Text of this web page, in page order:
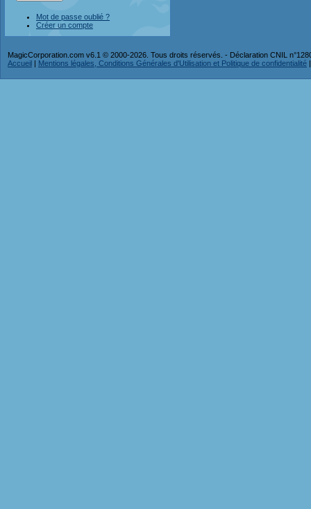
Mot de passe oublié ?
Créer un compte
MagicCorporation.com v6.1 © 2000-2026. Tous droits réservés. - Déclaration CNIL
Accueil | Mentions légales, Conditions Générales d'Utilisation et Politique de confidentialité